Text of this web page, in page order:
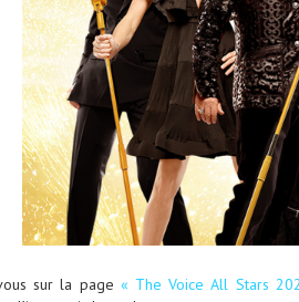
sur la page « The Voice All Stars